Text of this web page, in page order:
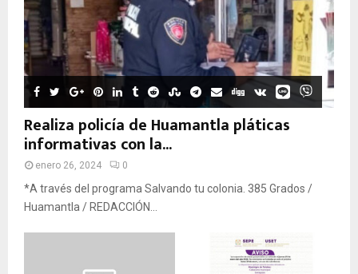
Realiza policía de Huamantla pláticas
informativas con la...
enero 26, 2024 0
*A través del programa Salvando tu colonia. 385 Grados /
Huamantla / REDACCIÓN...